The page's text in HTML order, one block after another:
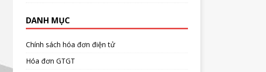
DANH MỤC
Chính sách hóa đơn điện tử
Hóa đơn GTGT